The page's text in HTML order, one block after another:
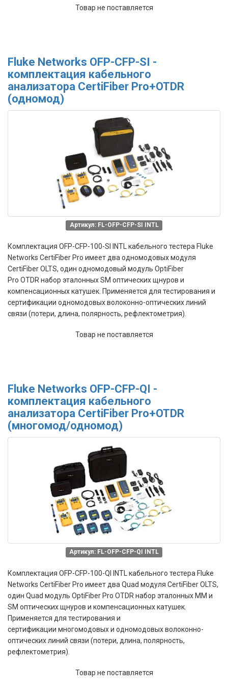
Товар не поставляется
Fluke Networks OFP-CFP-SI -
комплектация кабельного
анализатора CertiFiber Pro+OTDR
(одномод)
Артикул: FL-OFP-CFP-SI INTL
Комплектация OFP-CFP-100-SI INTL
кабельного тестера Fluke
Networks CertiFiber Pro имеет два одномодовыхмодуля
CertiFiber OLTS, один одномодовый модуль OptiFiber
Pro OTDR набор эталонных SM оптических щнуров и
компенсационных катушек. Применяется для тестирования и
сертификации одномодовыхволоконно-оптических линий
связи (потери, длина, полярность, рефлектометрия).
Товар не поставляется
Fluke Networks OFP-CFP-QI -
комплектация кабельного
анализатора CertiFiber Pro+OTDR
(многомод/одномод)
Артикул: FL-OFP-CFP-QI INTL
Комплектация OFP-CFP-100-QI INTL
кабельного тестера Fluke
Networks CertiFiber Pro имеет два Quad модуля CertiFiber OLTS,
один Quad модуль OptiFiber Pro OTDR набор эталонных MM и
SM оптических щнуров и компенсационных катушек.
Применяется для тестирования и
сертификации многомодовых и одномодовыхволоконно-
оптических линий связи (потери, длина, полярность,
рефлектометрия).
Товар не поставляется